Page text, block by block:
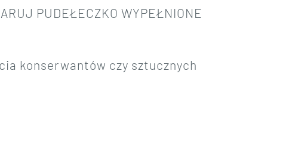
PUDEŁECZKOWYPEŁNIONE
konserwantów czy sztucznych